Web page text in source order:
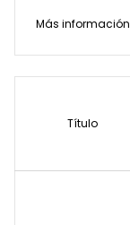
Más información
Título